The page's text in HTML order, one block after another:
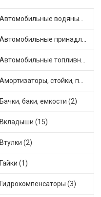
Автомобильные водяные насосы (8)
Автомобильные принадлежности и аксессуары (1)
Автомобильные топливные насосы (5)
Амортизаторы, стойки, подушки стоек (32)
Бачки, баки, емкости (2)
Вкладыши (15)
Втулки (2)
Гайки (1)
Гидрокомпенсаторы (3)